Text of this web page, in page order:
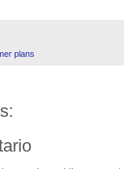
plans